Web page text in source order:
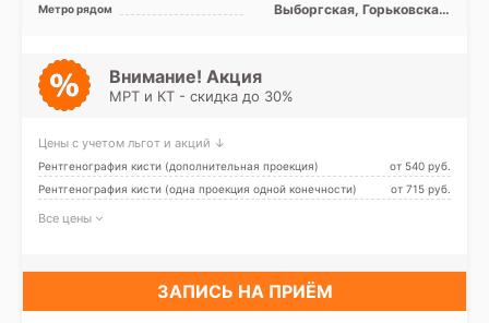
Приморский, Центральный
Метро рядом
Выборгская, Горьковская,
Внимание! Акция
МРТ и КТ - скидка до 30%
Цены с учетом льгот и акций ↓
Рентгенография кисти (дополнительная проекция)
от 540 pуб.
Рентгенография кисти (одна проекция одной конечности)
от 715 pуб.
Все цены
ЗАПИСЬ НА ПРИЁМ